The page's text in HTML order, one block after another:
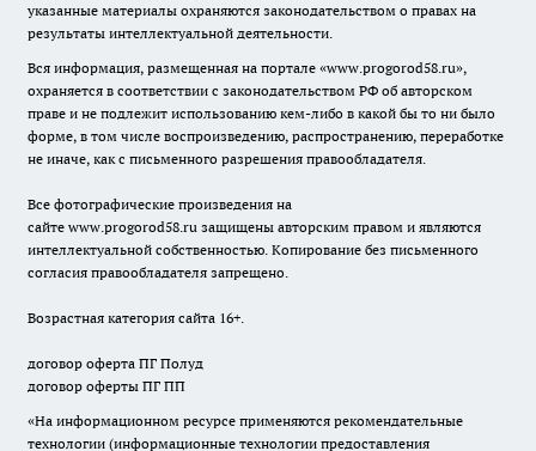
указанные материалы охраняются законодательством о правах на
результаты интеллектуальной деятельности.
Вся информация, размещенная на портале «www.progorod58.ru»,
охраняется в соответствии с законодательством РФ об авторском
праве и не подлежит использованию кем-либо в какой бы то ни было
форме, в том числе воспроизведению, распространению, переработке
не иначе, как с письменного разрешения правообладателя.
Все фотографические произведения на
сайте www.progorod58.ru защищены авторским правом и являются
интеллектуальной собственностью. Копирование без письменного
согласия правообладателя запрещено.
Возрастная категория сайта 16+.
договор оферта ПГ Полуд
договор оферты ПГ ПП
«На информационном ресурсе применяются рекомендательные
технологии (информационные технологии предоставления